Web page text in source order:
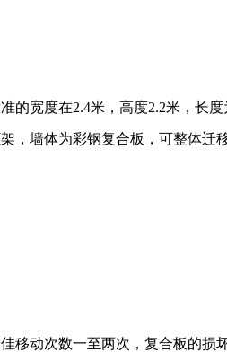
宽度在2.4米，高度2.2米，长度
墙体为彩钢复合板，可整体迁
动次数一至两次，复合板的损